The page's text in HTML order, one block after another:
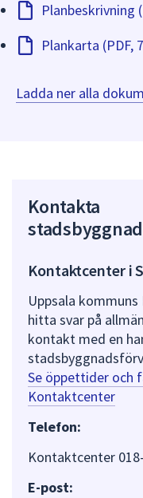
Planbeskrivning
Plankarta (PDF,
Ladda ner alla
Kontakta
Kontaktcenter i
Uppsala
hitta svar på
kontakt med en
Se öppettider och
Kontaktcenter
Telefon:
Kontaktcenter
E-post: